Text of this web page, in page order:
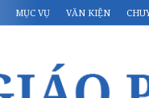
MỤC VỤ VĂN KIỆN